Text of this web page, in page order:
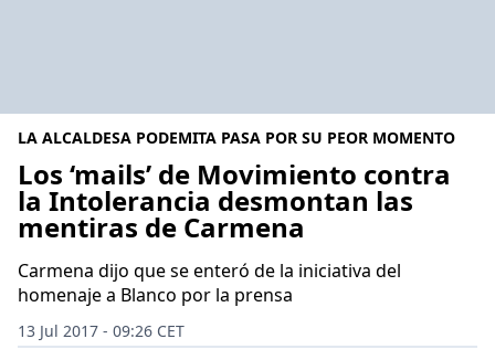
LA ALCALDESA PODEMITA PASA POR SU PEOR MOMENTO
Los ‘mails’ de Movimiento contra
la Intolerancia desmontan las
mentiras de Carmena
Carmena dijo que se enteró de la iniciativa del
homenaje a Blanco por la prensa
13 Jul 2017 - 09:26 CET